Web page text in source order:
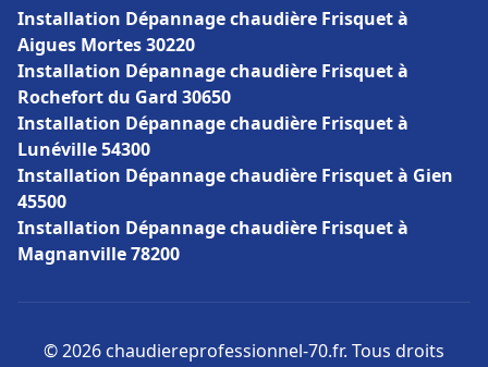
Installation Dépannage chaudière Frisquet à
Aigues Mortes 30220
Installation Dépannage chaudière Frisquet à
Rochefort du Gard 30650
Installation Dépannage chaudière Frisquet à
Lunéville 54300
Installation Dépannage chaudière Frisquet à Gien
45500
Installation Dépannage chaudière Frisquet à
Magnanville 78200
© 2026 chaudiereprofessionnel-70.fr. Tous droits